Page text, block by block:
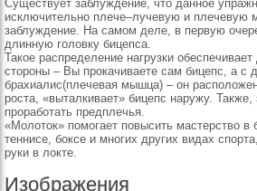
Существует заблуждение, что данное
исключительно плече–лучевую и плечевую
заблуждение. На самом деле, в первую
длинную головку бицепса.
Такое распределение нагрузки
стороны – Вы прокачиваете сам бицепс, а с
брахиалис(плечевая мышца) – он
роста, «выталкивает» бицепс наружу.
проработать предплечья.
«Молоток» помогает повысить мастерство в
теннисе, боксе и многих других видах
руки в локте.
Изображения